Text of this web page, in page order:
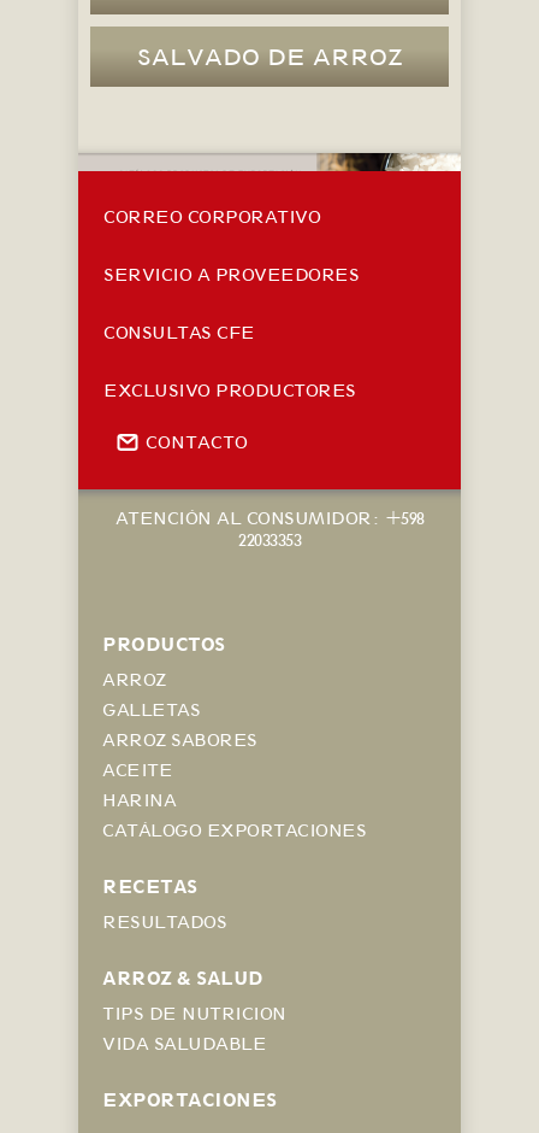
SALVADO DE ARROZ
CORREO CORPORATIVO
SERVICIO A PROVEEDORES
CONSULTAS CFE
EXCLUSIVO PRODUCTORES
CONTACTO
ATENCIÓN AL CONSUMIDOR: +598
22033353
PRODUCTOS
ARROZ
GALLETAS
ARROZ SABORES
ACEITE
HARINA
CATÁLOGO EXPORTACIONES
RECETAS
RESULTADOS
ARROZ & SALUD
TIPS DE NUTRICION
VIDA SALUDABLE
EXPORTACIONES